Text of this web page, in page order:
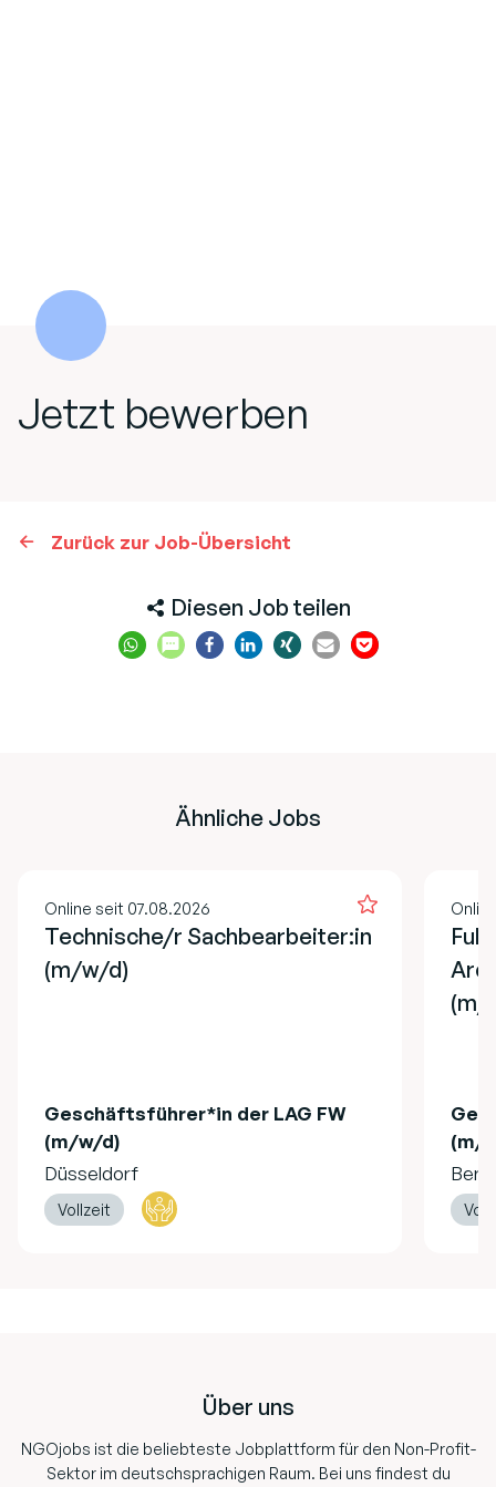
Jetzt bewerben
Zurück zur Job-Übersicht
Diesen Job teilen
Ähnliche Jobs
Online seit 07.08.2026
Technische/r Sachbearbeiter:in
(m/w/d)
Geschäftsführer*in der LAG FW
(m/w/d)
Düsseldorf
Vollzeit
Full
(m/
(m/
Über uns
NGOjobs ist die beliebteste Jobplattform für den Non-Profit-
Sektor im deutschsprachigen Raum. Bei uns findest du